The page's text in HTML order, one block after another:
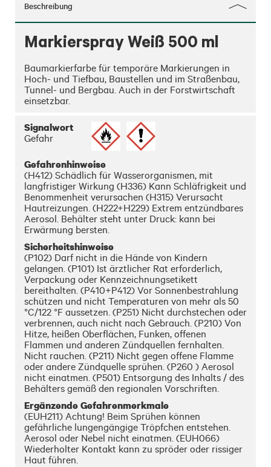
Beschreibung
Markierspray Weiß 500 ml
Baumarkierfarbe für temporäre Markierungen in
Hoch- und Tiefbau, Baustellen und im Straßenbau,
Tunnel- und Bergbau. Auch in der Forstwirtschaft
einsetzbar.
- Neuartige Einhandsicherheitskappe mit
arretierbarem Sprühauslöser verhindert
unbeabsichtiges Sprühen
Bodenmarkierungen
- Haftet hervorragend auch auf feuchten
Untergründen
- Markierungen 6-9 Monate kraftvoll sichtbar
- Hochdeckende Qualität gewährleistet hohe
Ergiebigkeit
- Intensive Leuchtkraft der Fluo-Farbtöne
- Einfache Anwendung auch mit Handschuhen
- Sauberes, tropffreies Markieren
- Kappe für Spezialanwendungen annehmbar (für
Einsatz in Zubehörteilen)
- Umweltfreundlich und nicht
gesundheitsgefährdend
- Selbstreinigendes Ventil, daher 100 %
leersprühbar
Signalwort
Gefahr
Gefahrenhinweise
(H412) Schädlich für Wasserorganismen, mit
langfristiger Wirkung (H336) Kann Schläfrigkeit und
Benommenheit verursachen (H315) Verursacht
Hautreizungen. (H222+H229) Extrem entzündbares
Aerosol. Behälter steht unter Druck: kann bei
Erwärmung bersten.
Sicherheitshinweise
(P102) Darf nicht in die Hände von Kindern
gelangen. (P101) Ist ärztlicher Rat erforderlich,
Verpackung oder Kennzeichnungsetikett
bereithalten. (P410+P412) Vor Sonnenbestrahlung
schützen und nicht Temperaturen von mehr als 50
°C/122 °F aussetzen. (P251) Nicht durchstechen oder
verbrennen, auch nicht nach Gebrauch. (P210) Von
Hitze, heißen Oberflächen, Funken, offenen
Flammen und anderen Zündquellen fernhalten.
Nicht rauchen. (P211) Nicht gegen offene Flamme
oder andere Zündquelle sprühen. (P260 ) Aerosol
nicht einatmen. (P501) Entsorgung des Inhalts / des
Behälters gemäß den regionalen Vorschriften.
Ergänzende Gefahrenmerkmale
(EUH211) Achtung! Beim Sprühen können
gefährliche lungengängige Tröpfchen entstehen.
Aerosol oder Nebel nicht einatmen. (EUH066)
Wiederholter Kontakt kann zu spröder oder rissiger
Haut führen.